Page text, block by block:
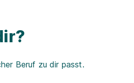
Beruf zu dir passt.